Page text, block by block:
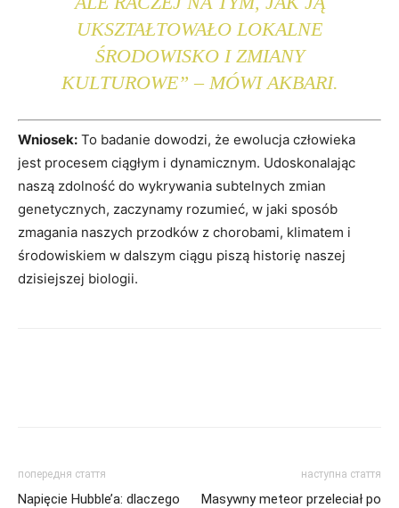
UKSZTAŁTOWAŁO LOKALNE
ŚRODOWISKO I ZMIANY
KULTUROWE” – MÓWI AKBARI.
Wniosek: To badanie dowodzi, że ewolucja człowieka
jest procesem ciągłym i dynamicznym. Udoskonalając
naszą zdolność do wykrywania subtelnych zmian
genetycznych, zaczynamy rozumieć, w jaki sposób
zmagania naszych przodków z chorobami, klimatem i
środowiskiem w dalszym ciągu piszą historię naszej
dzisiejszej biologii.
попередня стаття
Napięcie Hubble’a: dlaczego
наступна стаття
Masywny meteor przeleciał po